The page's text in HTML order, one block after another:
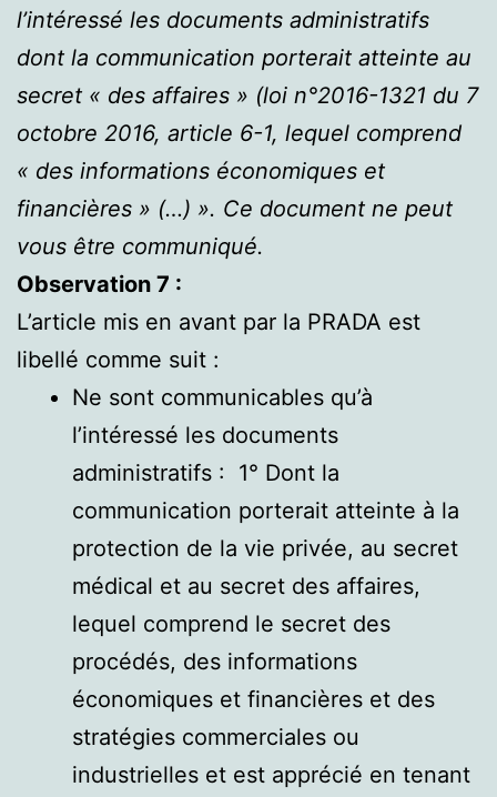
l’intéressé les documents administratifs
dont la communication porterait atteinte au
secret « des affaires » (loi n°2016-1321 du 7
octobre 2016, article 6-1, lequel comprend
« des informations économiques et
financières » (…) ». Ce document ne peut
vous être communiqué.
Observation 7 :
L’article mis en avant par la PRADA est
libellé comme suit :
Ne sont communicables qu’à
l’intéressé les documents
administratifs : 1° Dont la
communication porterait atteinte à la
protection de la vie privée, au secret
médical et au secret des affaires,
lequel comprend le secret des
procédés, des informations
économiques et financières et des
stratégies commerciales ou
industrielles et est apprécié en tenant